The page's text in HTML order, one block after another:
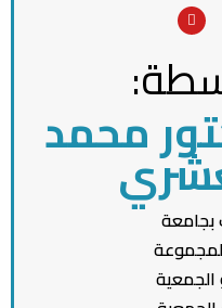
Y
o
u
u
b
e محمد
بجامعة
لمجموعة
الجمعية